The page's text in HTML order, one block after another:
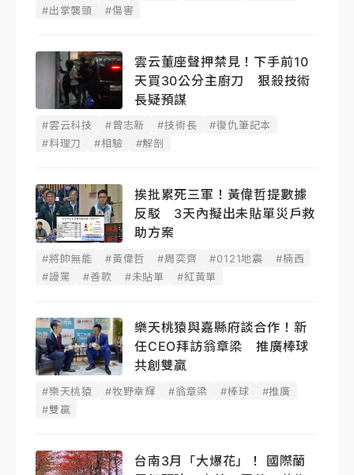
#出掌襲頭
#傷害
雲云董座聲押禁見！下手前10
天買30公分主廚刀 狠殺技術
長疑預謀
#雲云科技 #曾志新 #技術長
#復仇筆記本
#料理刀
#相驗 #解剖
挨批累死三軍！黃偉哲提數據
反駁 3天內擬出未貼單災戶救
助方案
#將帥無能 #黃偉哲 #周奕齊 #0121地震
#楠西
#謾罵
#善款 #未貼單 #紅黃單
樂天桃猿與嘉縣府談合作！新
任CEO拜訪翁章梁 推廣棒球
共創雙贏
#樂天桃猿 #牧野幸輝 #翁章梁 #棒球
#推廣
#雙贏
台南3月「大爆花」！ 國際蘭